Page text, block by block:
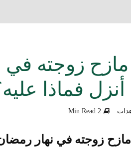
اليمن (صوت)
أبي الحسن السليماني
الجماعات الإسلامية
– صوت
زوجته في
فماذا
2 Min Read
زوجته في نهار